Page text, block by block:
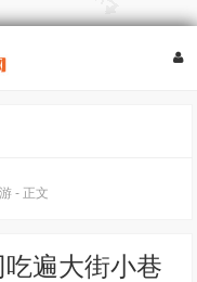
- 正文
遍大街小巷